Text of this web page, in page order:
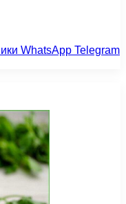
WhatsApp Telegram